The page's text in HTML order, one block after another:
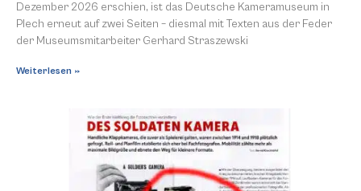
Dezember 2026 erschien, ist das Deutsche Kameramuseum in
Plech erneut auf zwei Seiten – diesmal mit Texten aus der Feder
der Museumsmitarbeiter Gerhard Straszewski
Weiterlesen »